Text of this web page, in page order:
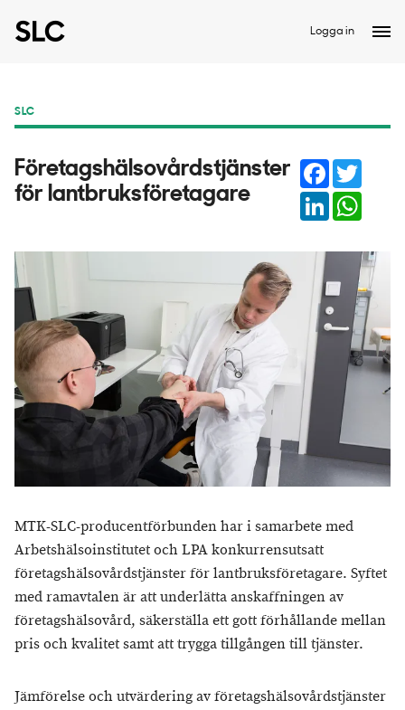
Logga in
SLC
Företagshälsovårdstjänster
för lantbruksföretagare
Facebook
LinkedIn
MTK-SLC-producentförbunden har i samarbete med
Arbetshälsoinstitutet och LPA konkurrensutsatt
företagshälsovårdstjänster för lantbruksföretagare. Syftet
med ramavtalen är att underlätta anskaffningen av
företagshälsovård, säkerställa ett gott förhållande mellan
pris och kvalitet samt att trygga tillgången till tjänster.
Jämförelse och utvärdering av företagshälsovårdstjänster